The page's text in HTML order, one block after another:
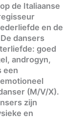
de Italiaanse
en de
dansers
goed
androgyn,
een
(M/V/X).
zijn
en